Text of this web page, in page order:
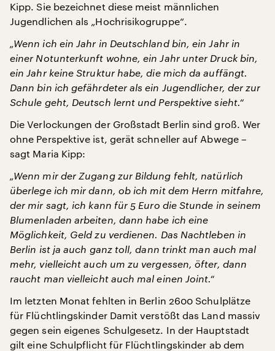
Kipp. Sie bezeichnet diese meist männlichen
Jugendlichen als „Hochrisikogruppe“.
„Wenn ich ein Jahr in Deutschland bin, ein Jahr in
einer Notunterkunft wohne, ein Jahr unter Druck bin,
ein Jahr keine Struktur habe, die mich da auffängt.
Dann bin ich gefährdeter als ein Jugendlicher, der zur
Schule geht, Deutsch lernt und Perspektive sieht.“
Die Verlockungen der Großstadt Berlin sind groß. Wer
ohne Perspektive ist, gerät schneller auf Abwege –
sagt Maria Kipp:
„Wenn mir der Zugang zur Bildung fehlt, natürlich
überlege ich mir dann, ob ich mit dem Herrn mitfahre,
der mir sagt, ich kann für 5 Euro die Stunde in seinem
Blumenladen arbeiten, dann habe ich eine
Möglichkeit, Geld zu verdienen. Das Nachtleben in
Berlin ist ja auch ganz toll, dann trinkt man auch mal
mehr, vielleicht auch um zu vergessen, öfter, dann
raucht man vielleicht auch mal einen Joint.“
Im letzten Monat fehlten in Berlin 2600 Schulplätze
für Flüchtlingskinder Damit verstößt das Land massiv
gegen sein eigenes Schulgesetz. In der Hauptstadt
gilt eine Schulpflicht für Flüchtlingskinder ab dem